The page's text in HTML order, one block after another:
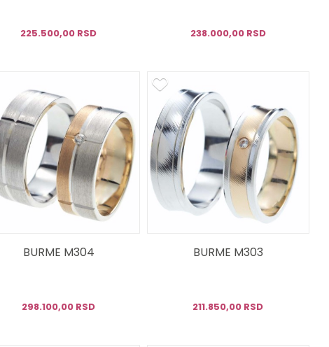
225.500,00 RSD 238.000,00 RSD
BURME M304
298.100,00 RSD
BURME M303
211.850,00 RSD